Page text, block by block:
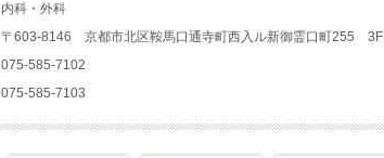
内科・外科
〒603-8146 京都市北区鞍馬口通寺町西入ル新御霊口町255 3F
075-585-7102
075-585-7103